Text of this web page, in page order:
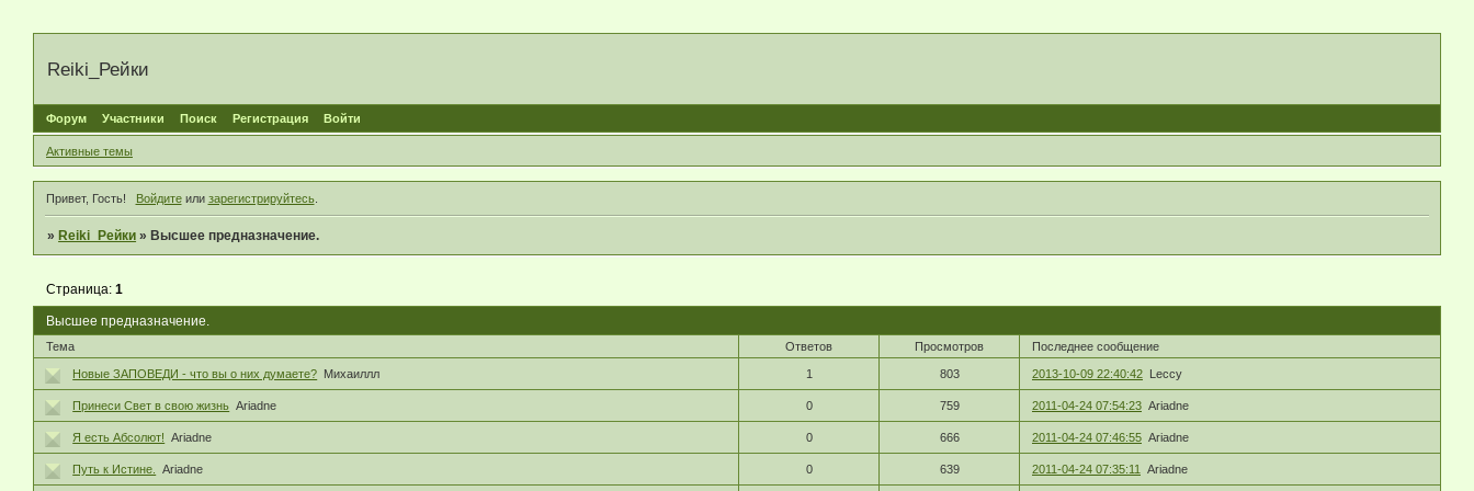
Reiki_Рейки
Форум Участники Поиск Регистрация Войти
Активные темы
Привет, Гость! Войдитеили зарегистрируйтесь.
» Reiki_Рейки » Высшее предназначение.
Высшее предназначение.
Страница:1
Тема Ответов Просмотров Последнее сообщение
Новые ЗАПОВЕДИ - что вы о них думаете? Михаиллл 1 803 2013-10-09 22:40:42 Leccy
Принеси Свет в свою жизнь Ariadne 0 759 2011-04-24 07:54:23 Ariadne
Я есть Абсолют! Ariadne 0 666 2011-04-24 07:46:55 Ariadne
Путь к Истине. Ariadne 0 639 2011-04-24 07:35:11 Ariadne